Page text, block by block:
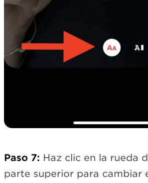
Paso 7: Haz clic en la rueda
parte superior para cambiar